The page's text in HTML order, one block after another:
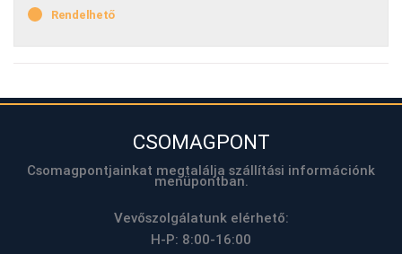
Rendelhető
CSOMAGPONT
Csomagpontjainkat megtalálja szállítási információnk
menüpontban.
Vevőszolgálatunk elérhető:
H-P: 8:00-16:00